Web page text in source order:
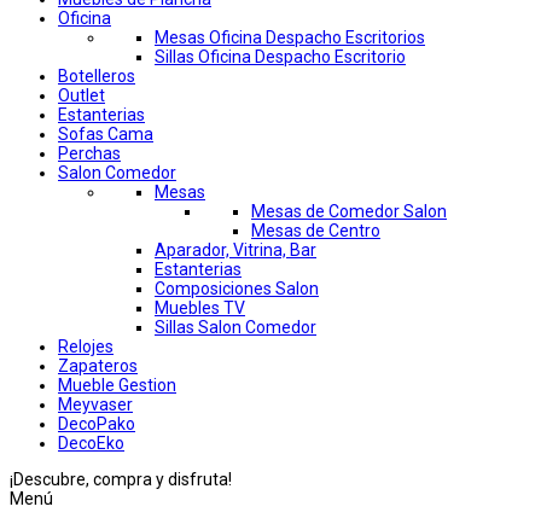
Oficina
Mesas Oficina Despacho Escritorios
Sillas Oficina Despacho Escritorio
Botelleros
Outlet
Estanterias
Sofas Cama
Perchas
Salon Comedor
Mesas
Mesas de Comedor Salon
Mesas de Centro
Aparador, Vitrina, Bar
Estanterias
Composiciones Salon
Muebles TV
Sillas Salon Comedor
Relojes
Zapateros
Mueble Gestion
Meyvaser
DecoPako
DecoEko
¡Descubre, compra y disfruta!
Menú